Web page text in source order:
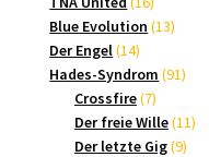
Produkte
Blue Evolution 1313
Der Engel 1414
Produkte
Hades-Syndrom 9191
Crossfire 77
Produkte
Der freie Wille 1111
Der letzte Gig 99